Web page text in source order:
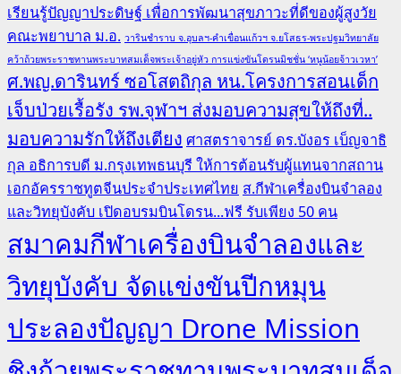
เรียนรู้ปัญญาประดิษฐ์ เพื่อการพัฒนาสุขภาวะที่ดีของผู้สูงวัย
คณะพยาบาล ม.อ. วารินชำราบ จ.อุบลฯ-คำเขื่อนแก้วฯ จ.ยโสธร-พระปฐมวิทยาลัย
คว้าถ้วยพระราชทานพระบาทสมเด็จพระเจ้าอยู่หัว การแข่งขันโดรนมิชชั่น ‘หนูน้อยจ้าวเวหา’
ศ.พญ.ดารินทร์ ซอโสตถิกุล หน.โครงการสอนเด็ก
เจ็บป่วยเรื้อรัง รพ.จุฬาฯ ส่งมอบความสุขให้ถึงที่..
มอบความรักให้ถึงเตียง ศาสตราจารย์ ดร.บังอร เบ็ญจาธิ
กุล อธิการบดี ม.กรุงเทพธนบุรี ให้การต้อนรับผู้แทนจากสถาน
เอกอัครราชทูตจีนประจำประเทศไทย ส.กีฬาเครื่องบินจำลอง
และวิทยุบังคับ เปิดอบรมบินโดรน...ฟรี รับเพียง 50 คน
สมาคมกีฬาเครื่องบินจำลองและ
วิทยุบังคับ จัดแข่งขันปีกหมุน
ประลองปัญญา Drone Mission